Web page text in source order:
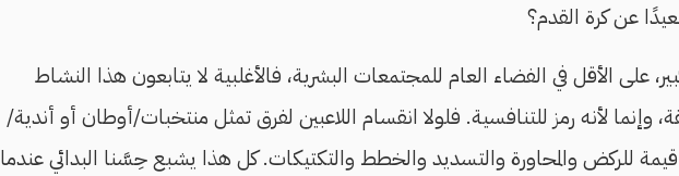
عن كرة القدم؟
على الأقل في الفضاء العام للمجتمعات البشرية، فالأغلبية لا يتابعون هذا النشاط
وإنما لأنه رمز للتنافسية. فلولا انقسام اللاعبين لفرق تمثل منتخبات/أوطان أو أندية/
للركض والمحاورة والتسديد والخطط والتكتيكات. كل هذا يشبع حِسَّنا البدائي عندما